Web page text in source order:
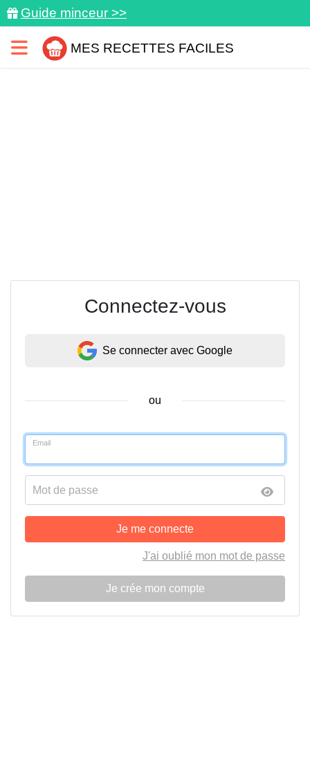
Guide minceur >>
MES RECETTES FACILES
Connectez-vous
Se connecter avec Google
ou
Email
Mot de passe
Je me connecte
J'ai oublié mon mot de passe
Je crée mon compte